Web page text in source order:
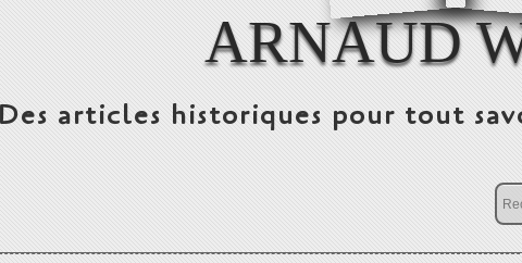
ARNAUD
Des articles historiques pour tout